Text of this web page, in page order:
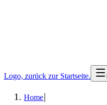
Logo, zurück zur Startseite.
Home|